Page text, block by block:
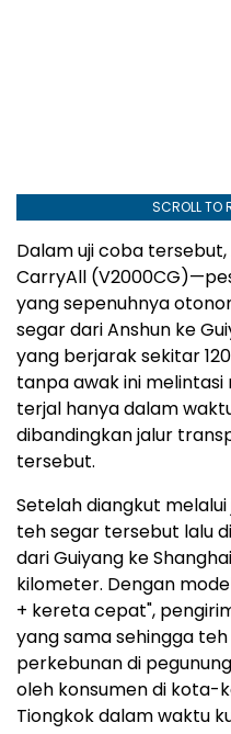
SCROLL TO
Dalam uji coba
CarryAll
yang sepenuhnya
segar dari Anshun ke
yang berjarak sekitar
tanpa awak ini
terjal hanya dalam
dibandingkan jalur
tersebut.
Setelah diangkut
teh segar tersebut lalu
dari Guiyang ke
kilometer. Dengan
+ kereta cepat",
yang sama sehingga
perkebunan di
oleh konsumen di kota-
Tiongkok dalam waktu